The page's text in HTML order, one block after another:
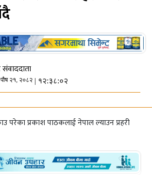
संवाददाता
पौष २१, २०८२ | १२:३८:०२